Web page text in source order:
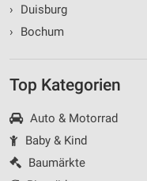
›
Duisburg
›
Bochum
Top Kategorien
Auto & Motorrad
Baby & Kind
Baumärkte